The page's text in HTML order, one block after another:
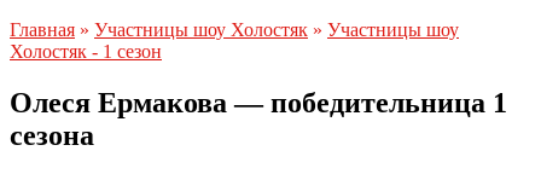
Главная » Участницы шоу Холостяк » Участницы шоу
Холостяк - 1 сезон
Олеся Ермакова — победительница 1
сезона